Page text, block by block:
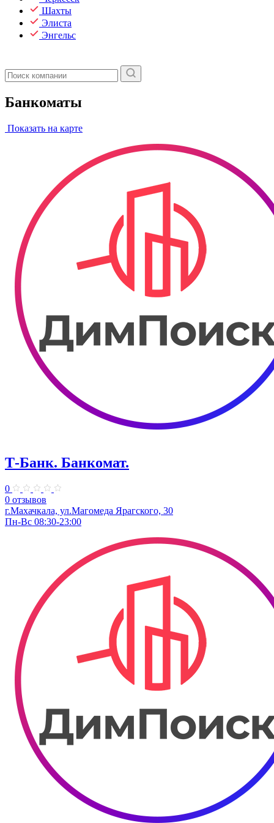
Шахты
Элиста
Энгельс
Банкоматы
Показать на карте
Т-Банк. ​Банкомат.
0
0 отзывов
г.Махачкала, ​ул.Магомеда Ярагского, 30
Пн-Вс 08:30-23:00